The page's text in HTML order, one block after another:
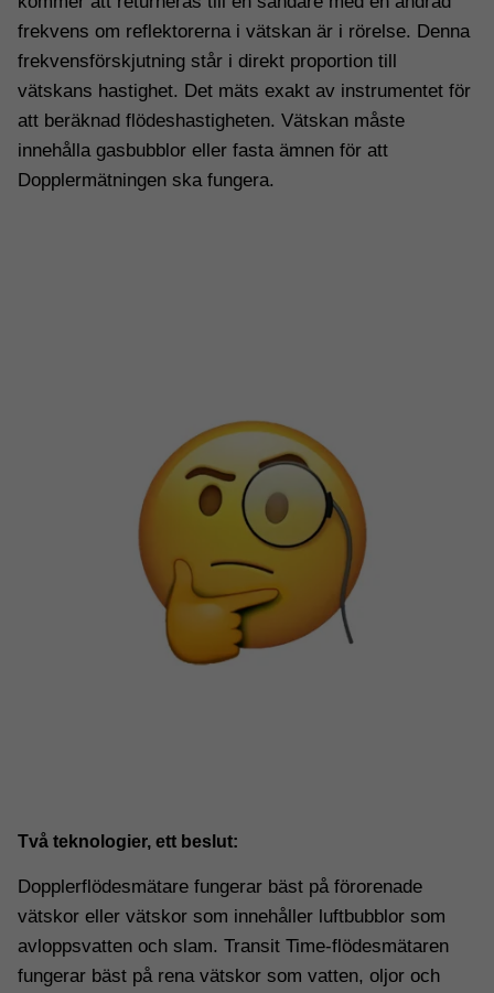
frekvens om reflektorerna i vätskan är i rörelse. Denna
frekvensförskjutning står i direkt proportion till
vätskans hastighet. Det mäts exakt av instrumentet för
att beräknad flödeshastigheten. Vätskan måste
innehålla gasbubblor eller fasta ämnen för att
Dopplermätningen ska fungera.
Två teknologier, ett beslut:
Dopplerflödesmätare fungerar bäst på förorenade
vätskor eller vätskor som innehåller luftbubblor som
avloppsvatten och slam. Transit Time-flödesmätaren
fungerar bäst på rena vätskor som vatten, oljor och
ska kunna
förbättra
hemsidans
funktionalitet
och
uppbyggnad,
baserat på
ditt besök.
Om du
nekar dessa
cookies
kommer
funktionalitet
att försvinna
hemsidan.
och erbjudanden.